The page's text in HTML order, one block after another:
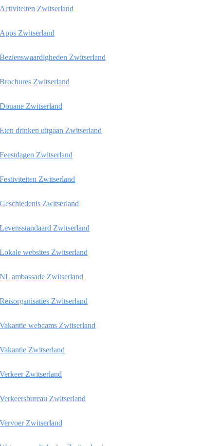
Activiteiten Zwitserland
Apps Zwitserland
Bezienswaardigheden Zwitserland
Brochures Zwitserland
Douane Zwitserland
Eten drinken uitgaan Zwitserland
Feestdagen Zwitserland
Festiviteiten Zwitserland
Geschiedenis Zwitserland
Levensstandaard Zwitserland
Lokale websites Zwitserland
NL ambassade Zwitserland
Reisorganisaties Zwitserland
Vakantie webcams Zwitserland
Vakantie Zwitserland
Verkeer Zwitserland
Verkeersbureau Zwitserland
Vervoer Zwitserland